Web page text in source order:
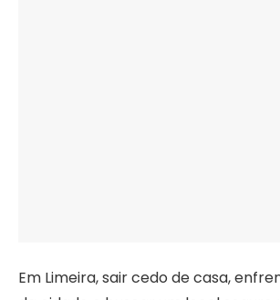
Em Limeira, sair cedo de casa,